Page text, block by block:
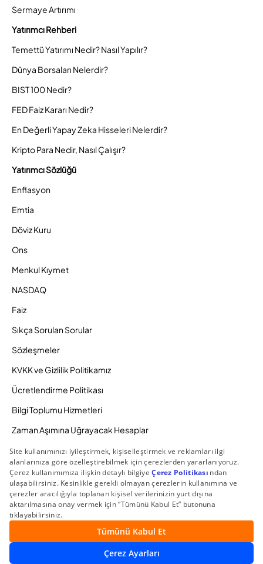
Sermaye Artırımı
Yatırımcı Rehberi
Temettü Yatırımı Nedir? Nasıl Yapılır?
Dünya Borsaları Nelerdir?
BIST 100 Nedir?
FED Faiz Kararı Nedir?
En Değerli Yapay Zeka Hisseleri Nelerdir?
Kripto Para Nedir, Nasıl Çalışır?
Yatırımcı Sözlüğü
Enflasyon
Emtia
Döviz Kuru
Ons
Menkul Kıymet
NASDAQ
Faiz
Sıkça Sorulan Sorular
Sözleşmeler
KVKK ve Gizlilik Politikamız
Ücretlendirme Politikası
Bilgi Toplumu Hizmetleri
Zaman Aşımına Uğrayacak Hesaplar
Duyurular ve Kampanyalar
© 2026 Gedik Yatırım Menkul Değerler AŞ. Tüm Hakları